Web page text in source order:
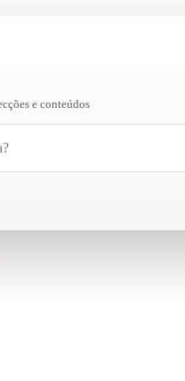
e conteúdos